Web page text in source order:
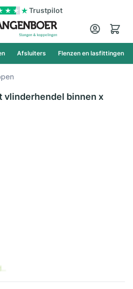
Trustpilot
Cart
Afsluiters Flenzen en lasfittingen
vlinderhendel binnen x